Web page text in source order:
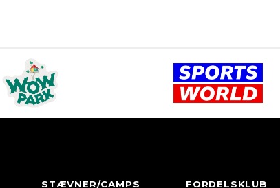
STÆVNER/CAMPS FORDELSKLUB